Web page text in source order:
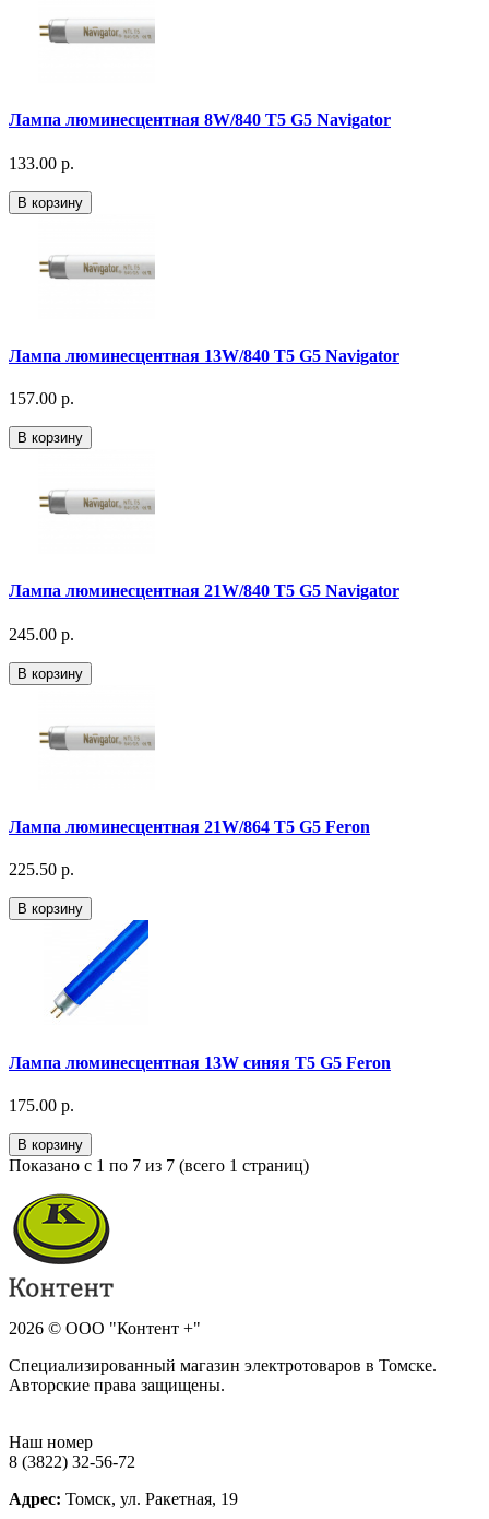
Лампа люминесцентная 8W/840 T5 G5 Navigator
133.00 р.
В корзину
Лампа люминесцентная 13W/840 T5 G5 Navigator
157.00 р.
В корзину
Лампа люминесцентная 21W/840 T5 G5 Navigator
245.00 р.
В корзину
Лампа люминесцентная 21W/864 T5 G5 Feron
225.50 р.
В корзину
Лампа люминесцентная 13W синяя T5 G5 Feron
175.00 р.
В корзину
Показано с 1 по 7 из 7 (всего 1 страниц)
2026 © ООО "Контент +"
Специализированный магазин электротоваров в Томске.
Авторские права защищены.
Наш номер
8 (3822) 32-56-72
Адрес: Томск, ул. Ракетная, 19